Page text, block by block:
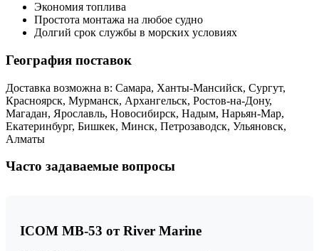
Экономия топлива
Простота монтажа на любое судно
Долгий срок службы в морских условиях
География поставок
Доставка возможна в: Самара, Ханты-Мансийск, Сургут,
Красноярск, Мурманск, Архангельск, Ростов-на-Дону,
Магадан, Ярославль, Новосибирск, Надым, Нарьян-Мар,
Екатеринбург, Бишкек, Минск, Петрозаводск, Ульяновск,
Алматы
Часто задаваемые вопросы
ICOM MB-53 от River Marine